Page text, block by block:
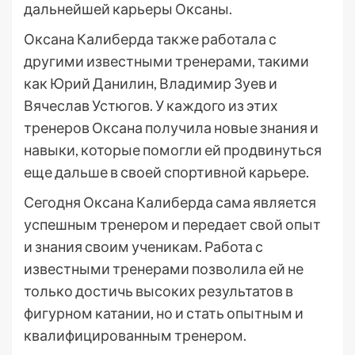
дальнейшей карьеры Оксаны.
Оксана Калиберда также работала с
другими известными тренерами, такими
как Юрий Данилин, Владимир Зуев и
Вячеслав Устюгов. У каждого из этих
тренеров Оксана получила новые знания и
навыки, которые помогли ей продвинуться
еще дальше в своей спортивной карьере.
Сегодня Оксана Калиберда сама является
успешным тренером и передает свой опыт
и знания своим ученикам. Работа с
известными тренерами позволила ей не
только достичь высоких результатов в
фигурном катании, но и стать опытным и
квалифицированным тренером.